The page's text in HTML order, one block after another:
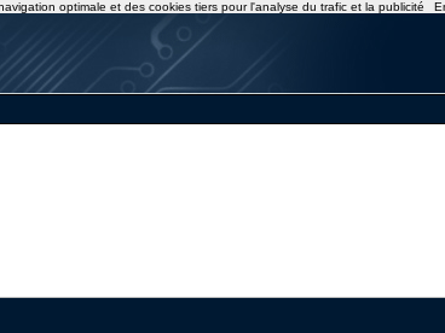
optimale et des cookies tiers pour l'analyse du trafic et la publicité